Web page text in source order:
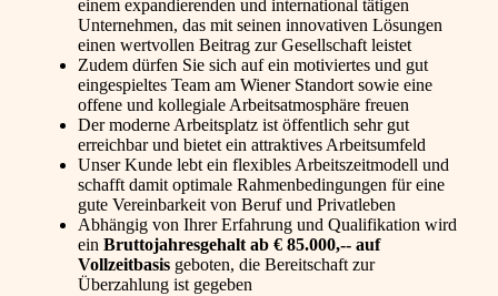
einem expandierenden und international tätigen
Unternehmen, das mit seinen innovativen Lösungen
einen wertvollen Beitrag zur Gesellschaft leistet
Zudem dürfen Sie sich auf ein motiviertes und gut
eingespieltes Team am Wiener Standort sowie eine
offene und kollegiale Arbeitsatmosphäre freuen
Der moderne Arbeitsplatz ist öffentlich sehr gut
erreichbar und bietet ein attraktives Arbeitsumfeld
Unser Kunde lebt ein flexibles Arbeitszeitmodell und
schafft damit optimale Rahmenbedingungen für eine
gute Vereinbarkeit von Beruf und Privatleben
Abhängig von Ihrer Erfahrung und Qualifikation wird
ein Bruttojahresgehalt ab € 85.000,-- auf
Vollzeitbasis geboten, die Bereitschaft zur
Überzahlung ist gegeben